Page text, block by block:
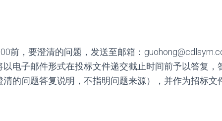
前，要澄清的问题，发送至邮箱：
电子邮件形式在投标文件递交截止时间前予以答复，
的问题答复说明，不指明问题来源），并作为招标文